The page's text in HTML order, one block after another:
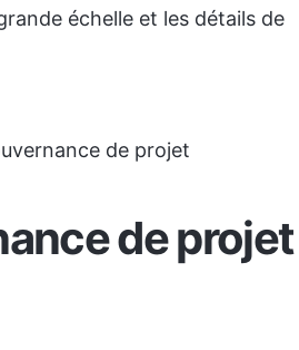
échelle et les détails de
de projet
de projet